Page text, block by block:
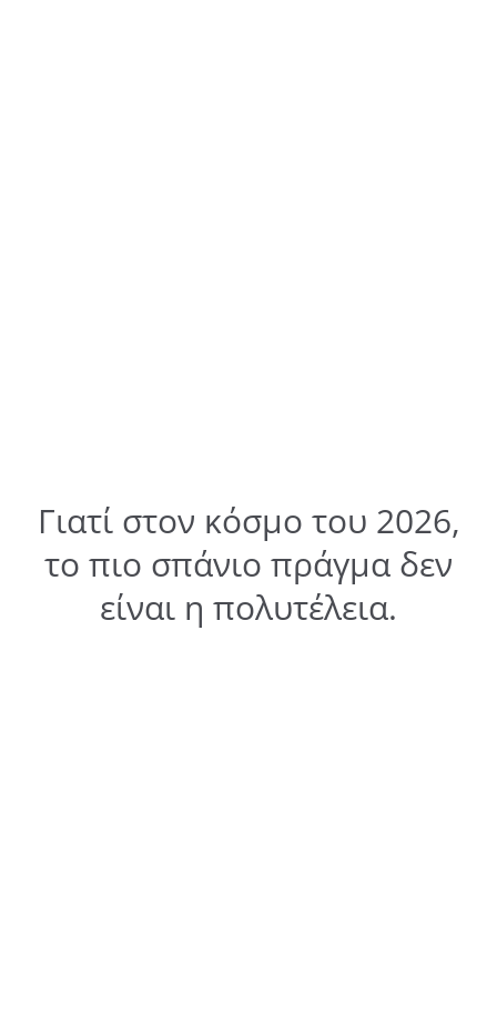
Γιατί στον κόσμο του 2026,
το πιο σπάνιο πράγμα δεν
είναι η πολυτέλεια.